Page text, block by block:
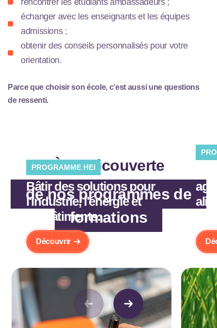
échanger avec les enseignants et les équipes
admissions ;
obtenir des conseils personnalisés pour votre
orientation.
Parce que choisir son école, c’est aussi une questions
de ressenti.
À la découverte
de nos programmes de
formations
PROGRAMME HEI
Bâtir des solutions pour
l'industrie, l'énergie et
les bâtiments.
Découvrir